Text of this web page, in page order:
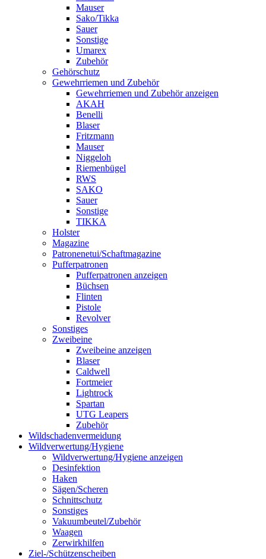
Mauser
Sako/Tikka
Sauer
Sonstige
Umarex
Zubehör
Gehörschutz
Gewehrriemen und Zubehör
Gewehrriemen und Zubehör anzeigen
AKAH
Benelli
Blaser
Fritzmann
Mauser
Niggeloh
Riemenbügel
RWS
SAKO
Sauer
Sonstige
TIKKA
Holster
Magazine
Patronenetui/Schaftmagazine
Pufferpatronen
Pufferpatronen anzeigen
Büchsen
Flinten
Pistole
Revolver
Sonstiges
Zweibeine
Zweibeine anzeigen
Blaser
Caldwell
Fortmeier
Lightrock
Spartan
UTG Leapers
Zubehör
Wildschadenvermeidung
Wildverwertung/Hygiene
Wildverwertung/Hygiene anzeigen
Desinfektion
Haken
Sägen/Scheren
Schnittschutz
Sonstiges
Vakuumbeutel/Zubehör
Waagen
Zerwirkhilfen
Ziel-/Schützenscheiben